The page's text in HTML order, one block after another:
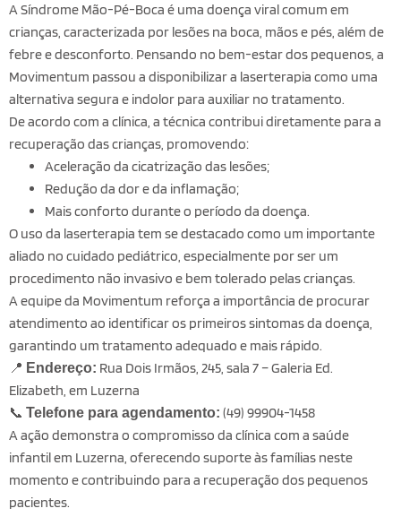
A Síndrome Mão-Pé-Boca é uma doença viral comum em
crianças, caracterizada por lesões na boca, mãos e pés, além de
febre e desconforto. Pensando no bem-estar dos pequenos, a
Movimentum passou a disponibilizar a laserterapia como uma
alternativa segura e indolor para auxiliar no tratamento.
De acordo com a clínica, a técnica contribui diretamente para a
recuperação das crianças, promovendo:
Aceleração da cicatrização das lesões;
Redução da dor e da inflamação;
Mais conforto durante o período da doença.
O uso da laserterapia tem se destacado como um importante
aliado no cuidado pediátrico, especialmente por ser um
procedimento não invasivo e bem tolerado pelas crianças.
A equipe da Movimentum reforça a importância de procurar
atendimento ao identificar os primeiros sintomas da doença,
garantindo um tratamento adequado e mais rápido.
📍 Endereço: Rua Dois Irmãos, 245, sala 7 – Galeria Ed.
Elizabeth, em Luzerna
📞 Telefone para agendamento: (49) 99904-1458
A ação demonstra o compromisso da clínica com a saúde
infantil em Luzerna, oferecendo suporte às famílias neste
momento e contribuindo para a recuperação dos pequenos
pacientes.